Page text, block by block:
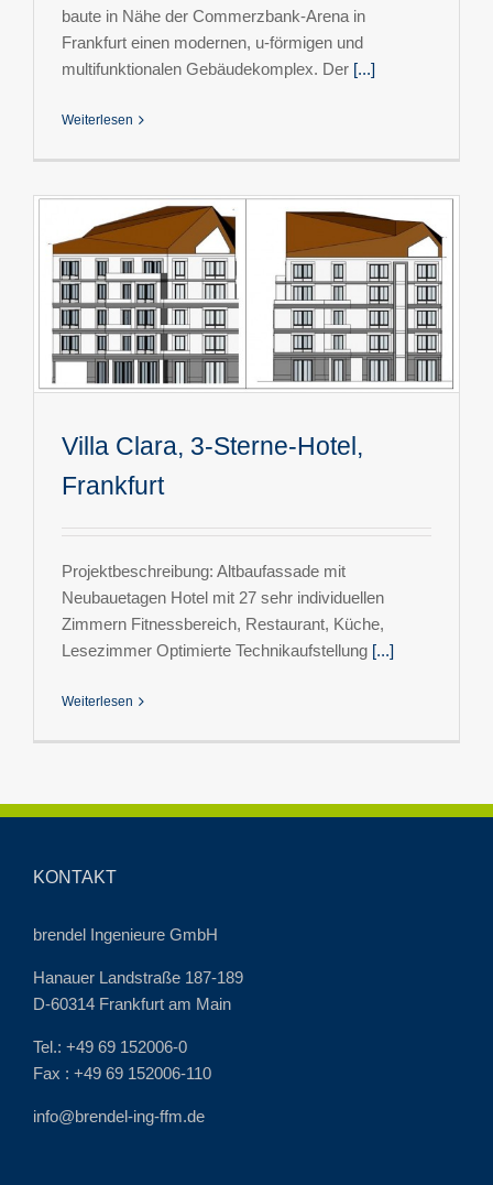
baute in Nähe der Commerzbank-Arena in
Frankfurt einen modernen, u-förmigen und
multifunktionalen Gebäudekomplex. Der [...]
Weiterlesen
Villa Clara, 3-Sterne-Hotel,
Frankfurt
Projektbeschreibung: Altbaufassade mit
Neubauetagen Hotel mit 27 sehr individuellen
Zimmern Fitnessbereich, Restaurant, Küche,
Lesezimmer Optimierte Technikaufstellung [...]
Weiterlesen
KONTAKT
brendel Ingenieure GmbH
Hanauer Landstraße 187-189
D-60314 Frankfurt am Main
Tel.: +49 69 152006-0
Fax : +49 69 152006-110
info@brendel-ing-ffm.de